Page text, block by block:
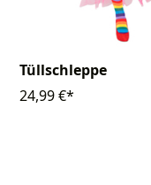
Tüllschleppe
24,99 €*